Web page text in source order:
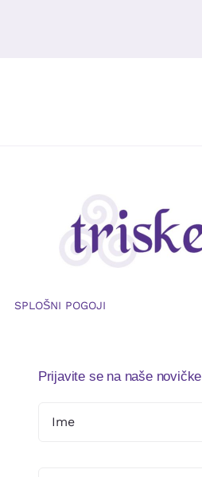
SPLOŠNI POGOJI
Prijavite se na naše novičke